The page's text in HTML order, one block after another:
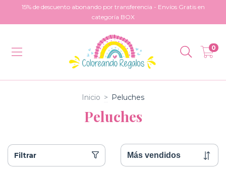
15% de descuento abonando por transferencia - Envíos Gratis en
categoría BOX
0
Inicio > Peluches
Peluches
Filtrar